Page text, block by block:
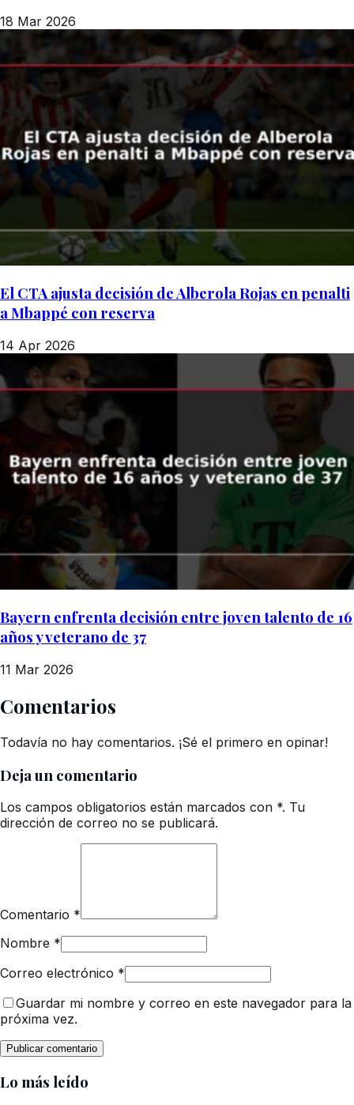
18 Mar 2026
El CTA ajusta decisión de Alberola Rojas en penalti
a Mbappé con reserva
14 Apr 2026
Bayern enfrenta decisión entre joven talento de 16
años y veterano de 37
11 Mar 2026
Comentarios
Todavía no hay comentarios. ¡Sé el primero en opinar!
Deja un comentario
Los campos obligatorios están marcados con *. Tu
dirección de correo no se publicará.
Comentario *
Nombre *
Correo electrónico *
Guardar mi nombre y correo en este navegador para la
próxima vez.
Lo más leído